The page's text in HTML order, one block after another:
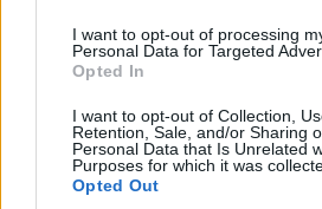
I want to opt-out of processing
Personal Data for Targeted
Opted In
I want to opt-out of Collection,
Retention, Sale, and/or Sharing
Personal Data that Is Unrelated
Purposes for which it was
Opted Out